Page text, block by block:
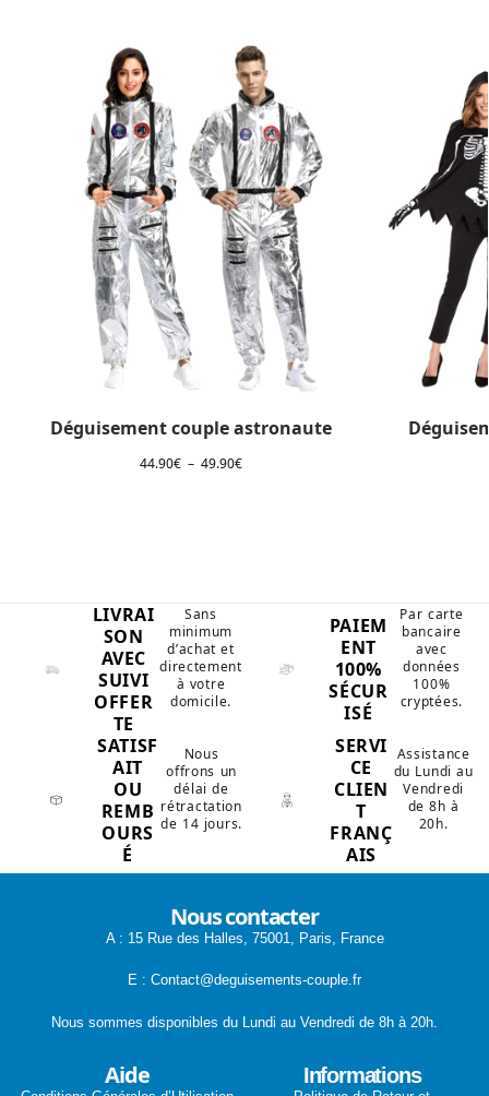
Déguisement couple astronaute
44.90€ – 49.90€
LIVRAI
SON
AVEC
SUIVI
OFFER
TE
Sans
minimum
d’achat et
directement
à votre
domicile.
PAIEM
ENT
100%
SÉCUR
ISÉ
Par carte
bancaire
avec
données
100%
cryptées.
SATISF
AIT
OU
REMB
OURS
É
Nous
offrons un
délai de
rétractation
de 14 jours.
SERVI
CE
CLIEN
T
FRANÇ
AIS
Assistance
du Lundi au
Vendredi
de 8h à
20h.
Nous contacter
A : 15 Rue des Halles, 75001, Paris, France
E : Contact@deguisements-couple.fr
Nous sommes disponibles du Lundi au Vendredi de 8h à 20h.
Aide Informations